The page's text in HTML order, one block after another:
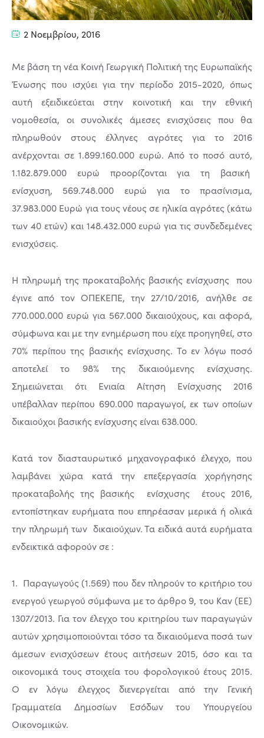
2 Νοεμβρίου, 2016
Με βάση τη νέα Κοινή Γεωργική Πολιτική της Ευρωπαϊκής
Ένωσης που ισχύει για την περίοδο 2015-2020, όπως
αυτή εξειδικεύεται στην κοινοτική και την εθνική
νομοθεσία, οι συνολικές άμεσες ενισχύσεις που θα
πληρωθούν στους έλληνες αγρότες για το 2016
ανέρχονται σε 1.899.160.000 ευρώ. Από το ποσό αυτό,
1.182.879.000 ευρώ προορίζονται για τη βασική
ενίσχυση, 569.748.000 ευρώ για το πρασίνισμα,
37.983.000 Ευρώ για τους νέους σε ηλικία αγρότες (κάτω
των 40 ετών) και 148.432.000 ευρώ για τις συνδεδεμένες
ενισχύσεις.
Η πληρωμή της προκαταβολής βασικής ενίσχυσης που
έγινε από τον ΟΠΕΚΕΠΕ, την 27/10/2016, ανήλθε σε
770.000.000 ευρώ για 567.000 δικαιούχους, και αφορά,
σύμφωνα και με την ενημέρωση που είχε προηγηθεί, στο
70% περίπου της βασικής ενίσχυσης. Το εν λόγω ποσό
αποτελεί το 98% της δικαιούμενης ενίσχυσης.
Σημειώνεται ότι Ενιαία Αίτηση Ενίσχυσης 2016
υπέβαλλαν περίπου 690.000 παραγωγοί, εκ των οποίων
δικαιούχοι βασικής ενίσχυσης είναι 638.000.
Κατά τον διασταυρωτικό μηχανογραφικό έλεγχο, που
λαμβάνει χώρα κατά την επεξεργασία χορήγησης
προκαταβολής της βασικής ενίσχυσης έτους 2016,
εντοπίστηκαν ευρήματα που επηρέασαν μερικά ή ολικά
την πληρωμή των δικαιούχων. Τα ειδικά αυτά ευρήματα
ενδεικτικά αφορούν σε :
1. Παραγωγούς (1.569) που δεν πληρούν το κριτήριο του
ενεργού γεωργού σύμφωνα με το άρθρο 9, του Καν (ΕΕ)
1307/2013. Για τον έλεγχο του κριτηρίου των παραγωγών
αυτών χρησιμοποιούνται τόσο τα δικαιούμενα ποσά των
άμεσων ενισχύσεων έτους αιτήσεων 2015, όσο και τα
οικονομικά τους στοιχεία του φορολογικού έτους 2015.
Ο εν λόγω έλεγχος διενεργείται από την Γενική
Γραμματεία Δημοσίων Εσόδων του Υπουργείου
Οικονομικών.